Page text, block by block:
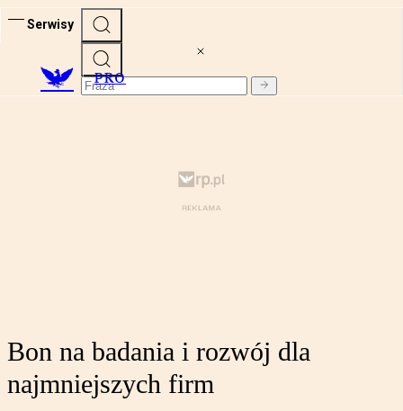
Serwisy
PRO
Bon na badania i rozwój dla
najmniejszych firm